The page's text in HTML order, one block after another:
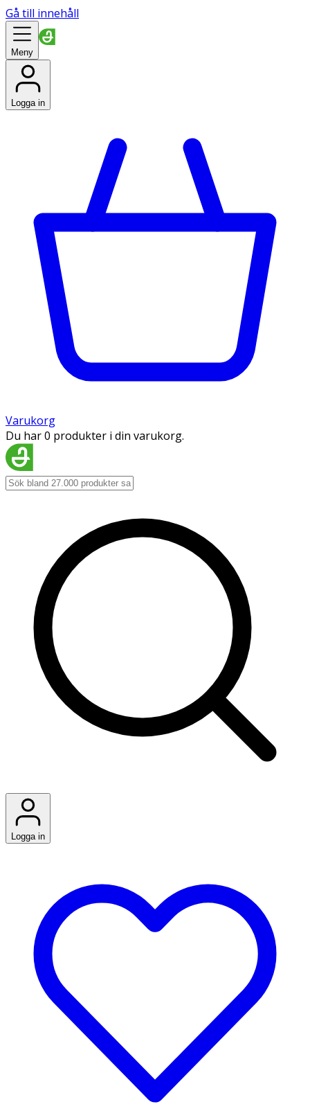
Gå till innehåll
Meny
Logga in
Varukorg
Du har 0 produkter i din varukorg.
Logga in